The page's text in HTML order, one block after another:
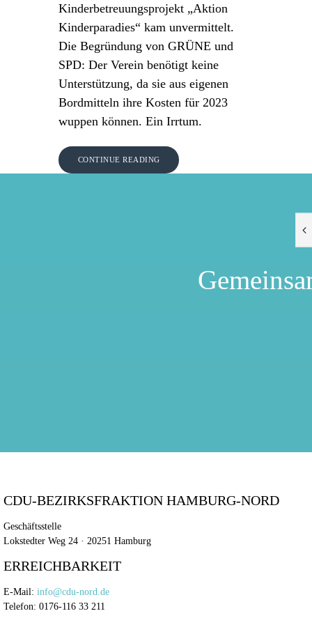
Kinderbetreuungsprojekt „Aktion
Kinderparadies“ kam unvermittelt.
Die Begründung von GRÜNE und
SPD: Der Verein benötigt keine
Unterstützung, da sie aus eigenen
Bordmitteln ihre Kosten für 2023
wuppen können. Ein Irrtum.
CONTINUE READING
CDU-BEZIRKSFRAKTION HAMBURG-NORD
Geschäftsstelle
Lokstedter Weg 24 · 20251 Hamburg
ERREICHBARKEIT
E-Mail: info@cdu-nord.de
Telefon: 0176-116 33 211